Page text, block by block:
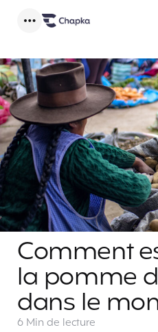
Comment
la pomme
dans le
6 Min de lecture